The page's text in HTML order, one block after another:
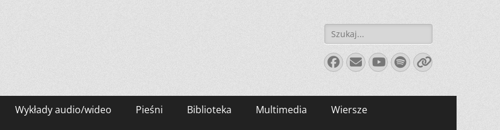
Szukaj:
Facebook
E-
mail
YouTube
Spotify
Link
Wykłady audio/wideo Pieśni Biblioteka Multimedia Wiersze